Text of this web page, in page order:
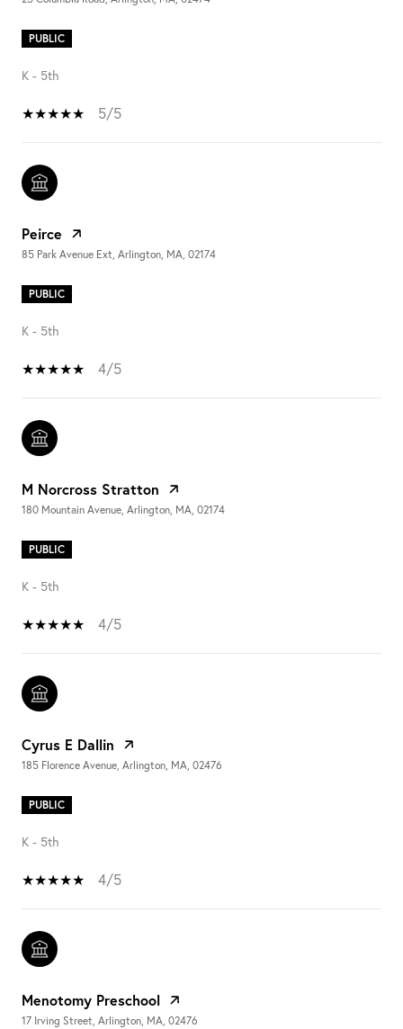
PUBLIC
K - 5th
5/5
Peirce
85 Park Avenue Ext, Arlington, MA, 02174
PUBLIC
K - 5th
4/5
M Norcross Stratton
180 Mountain Avenue, Arlington, MA, 02174
PUBLIC
K - 5th
4/5
Cyrus E Dallin
185 Florence Avenue, Arlington, MA, 02476
PUBLIC
K - 5th
4/5
Menotomy Preschool
17 Irving Street, Arlington, MA, 02476